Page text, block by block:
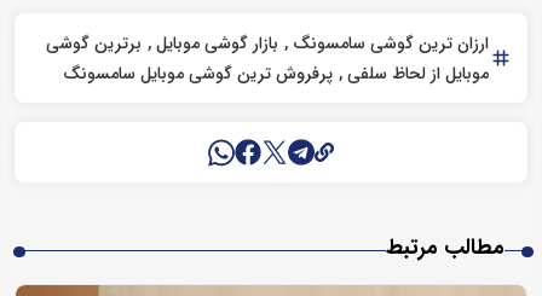
ارزان ترین گوشی سامسونگ بازار گوشی موبایل برترین گوشی
موبایل از لحاظ سلفی پرفروش ترین گوشی موبایل سامسونگ
مطالب مرتبط